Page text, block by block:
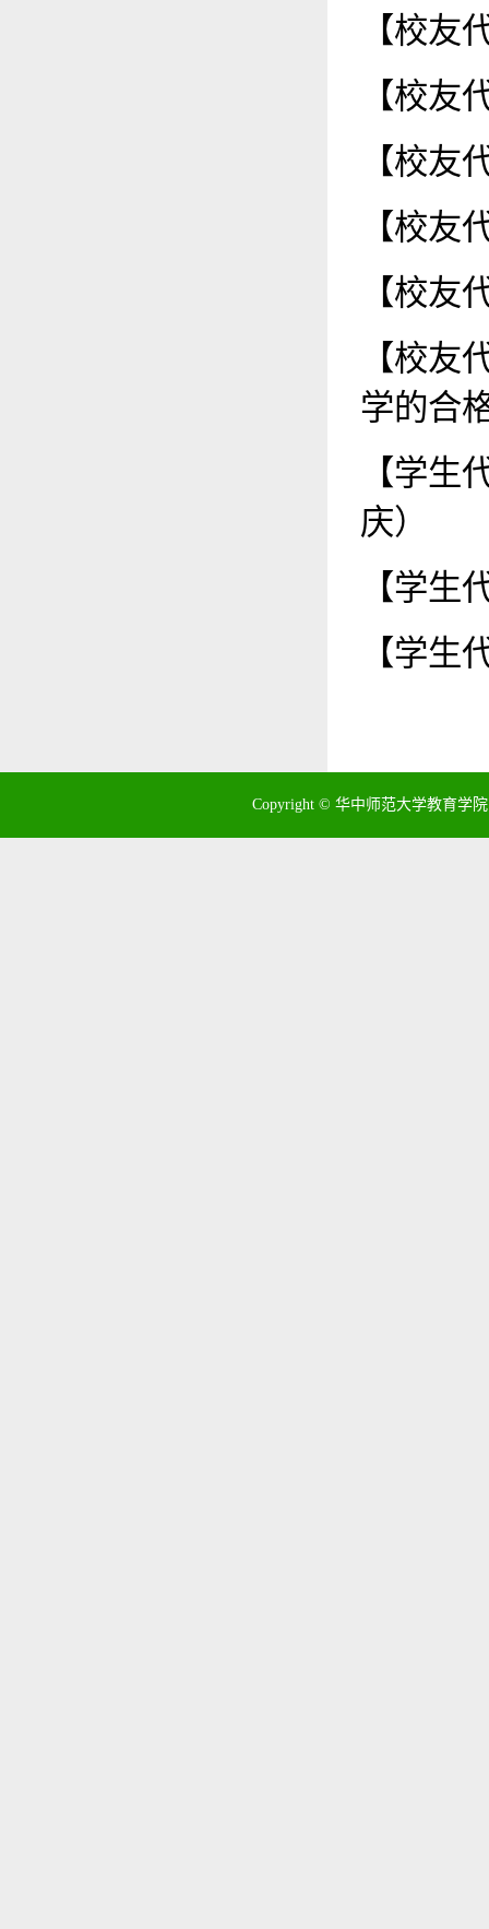
【校友
【校友
【校友
【校友
【校友
【校
学的合
【学生
庆）
【学生
【学生
Copyright © 华中师范大学教育学院